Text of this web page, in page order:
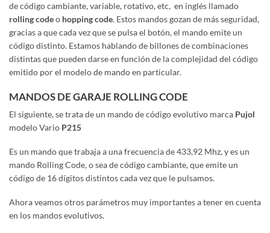
de código cambiante, variable, rotativo, etc, en inglés llamado
rolling codeo hopping code. Estos mandos gozan de más seguridad,
gracias a que cada vez que se pulsa el botón, el mando emite un
código distinto. Estamos hablando de billones de combinaciones
distintas que pueden darse en función de la complejidad del código
emitido por el modelo de mando en particular.
MANDOS DE GARAJE ROLLING CODE
El siguiente, se trata de un mando de código evolutivo marca Pujol
modelo Vario P215
Es un mando que trabaja a una frecuencia de 433,92 Mhz, y es un
mando Rolling Code, o sea de código cambiante, que emite un
código de 16 dígitos distintos cada vez que le pulsamos.
Ahora veamos otros parámetros muy importantes a tener en cuenta
en los mandos evolutivos.